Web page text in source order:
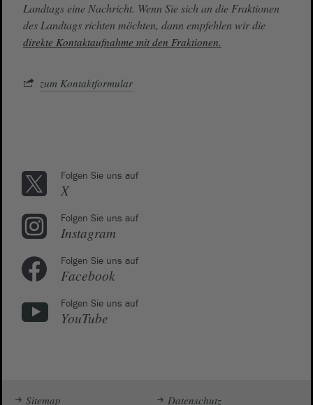
Landtags eine Nachricht. Wenn Sie sich an die Fraktionen
des Landtags richten möchten, dann empfehlen wir die
direkte Kontaktaufnahme mit den Fraktionen.
zum Kontaktformular
Folgen Sie uns auf
X
Folgen Sie uns auf
Instagram
Folgen Sie uns auf
Facebook
Folgen Sie uns auf
YouTube
Sitemap Datenschutz